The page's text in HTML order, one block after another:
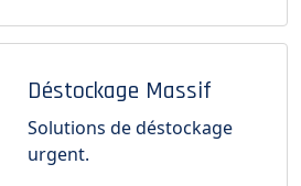
Déstockage Massif
Solutions de déstockage
urgent.